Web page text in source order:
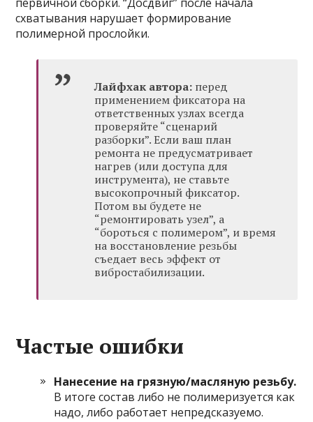
схватывания нарушает формирование
полимерной прослойки.
Лайфхак автора: перед
применением фиксатора на
ответственных узлах всегда
проверяйте “сценарий
разборки”. Если ваш план
ремонта не предусматривает
нагрев (или доступа для
инструмента), не ставьте
высокопрочный фиксатор.
Потом вы будете не
“ремонтировать узел”, а
“бороться с полимером”, и время
на восстановление резьбы
съедает весь эффект от
вибростабилизации.
Частые ошибки
Нанесение на грязную/масляную резьбу.
В итоге состав либо не полимеризуется как
надо, либо работает непредсказуемо.